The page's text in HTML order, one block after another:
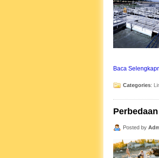
Baca
Categories:
Posted by